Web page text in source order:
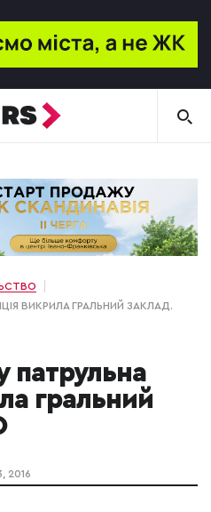
ВИКРИЛА ГРАЛЬНИЙ ЗАКЛАД.
патрульна
гральний
2016